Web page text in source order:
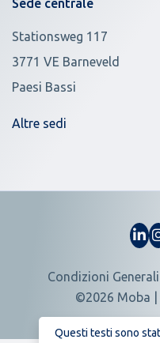
Questi testi sono
Sede centrale
Stationsweg 117
3771 VE Barneveld
Paesi Bassi
Altre sedi
Condizioni
©2026 Moba